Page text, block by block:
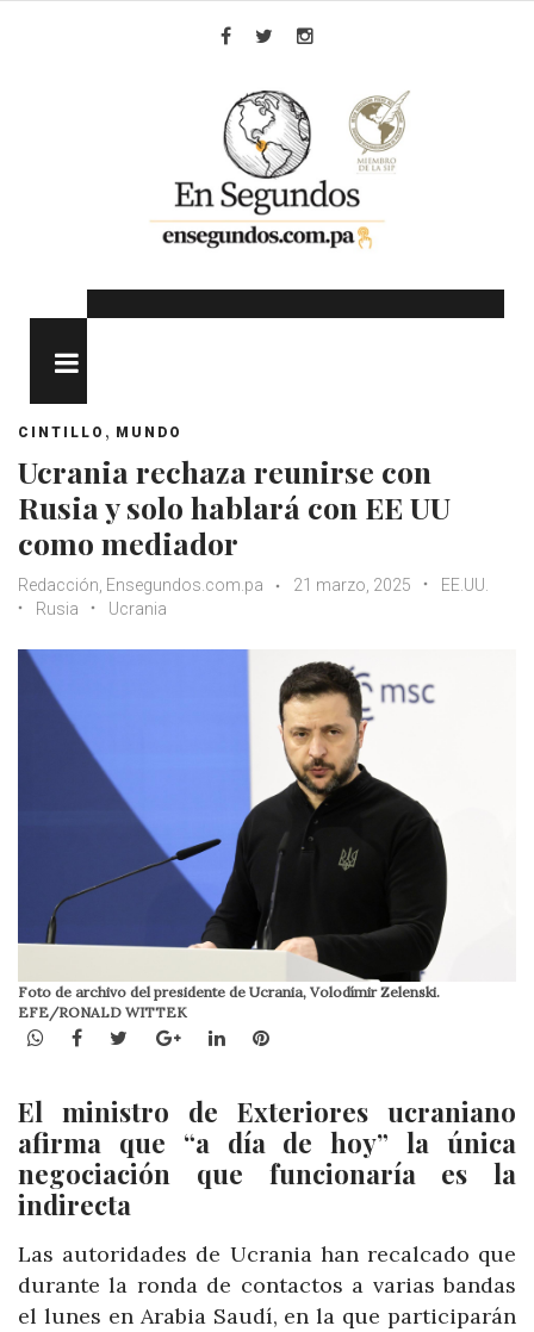
CINTILLO , MUNDO
Ucrania rechaza reunirse con
Rusia y solo hablará con EE UU
como mediador
Redacción, Ensegundos.com.pa 21 marzo, 2025
EE.UU.
Rusia
Ucrania
Foto de archivo del presidente de Ucrania, Volodímir Zelenski.
EFE/RONALD WITTEK
WhatsApp
Facebook
TwitterGoogle+LinkedInPinterest
El ministro de Exteriores ucraniano
afirma que “a día de hoy” la única
negociación que funcionaría es la
indirecta
Las autoridades de Ucrania han recalcado que
durante la ronda de contactos a varias bandas
el lunes en Arabia Saudí, en la que participarán